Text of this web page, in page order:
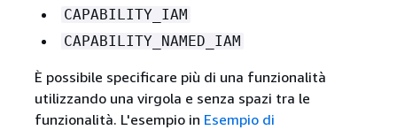
CAPABILITY_IAM
CAPABILITY_NAMED_IAM
È possibile specificare più di una funzionalità
utilizzando una virgola e senza spazi tra le
funzionalità. L'esempio in Esempio di